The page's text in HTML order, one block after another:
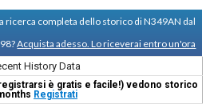
ricerca completa dello storico di N349AN dal
Acquista adesso. Lo riceverai entro un'ora
History Data
è gratis e facile!) vedono storico
Registrati